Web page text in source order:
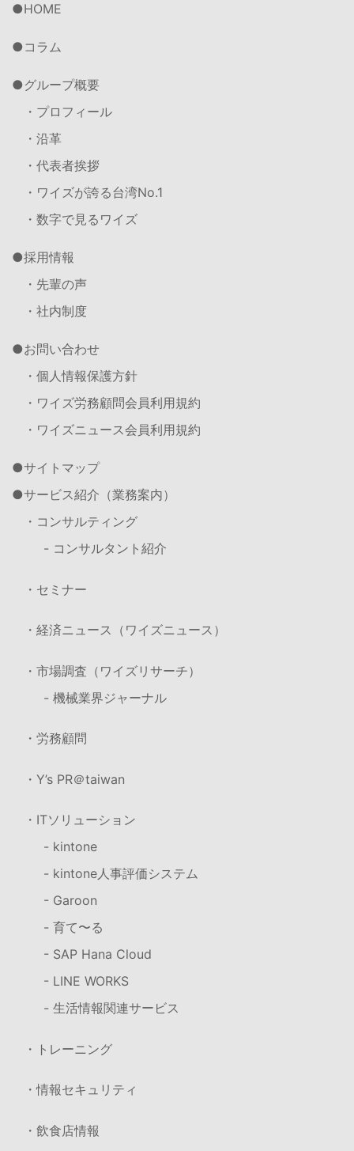
HOME
コラム
グループ概要
・プロフィール
・沿革
・代表者挨拶
・ワイズが誇る台湾No.1
・数字で見るワイズ
採用情報
・先輩の声
・社内制度
お問い合わせ
・個人情報保護方針
・ワイズ労務顧問会員利用規約
・ワイズニュース会員利用規約
サイトマップ
サービス紹介（業務案内）
・コンサルティング
- コンサルタント紹介
・セミナー
・経済ニュース（ワイズニュース）
・市場調査（ワイズリサーチ）
- 機械業界ジャーナル
・労務顧問
・Y’s PR＠taiwan
・ITソリューション
- kintone
- kintone人事評価システム
- Garoon
- 育て〜る
- SAP Hana Cloud
- LINE WORKS
- 生活情報関連サービス
・トレーニング
・情報セキュリティ
・飲食店情報